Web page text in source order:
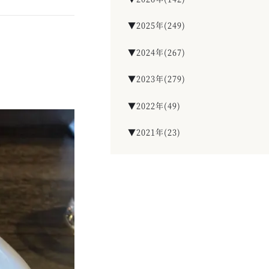
▼2025年(249)
▼2024年(267)
▼2023年(279)
▼2022年(49)
▼2021年(23)